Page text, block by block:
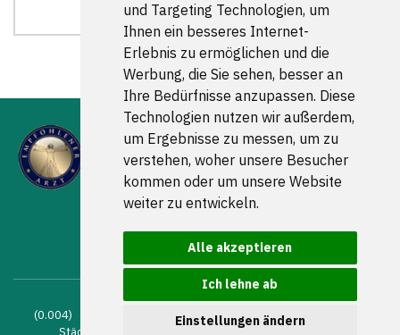
und Targeting Technologien, um
Ihnen ein besseres Internet-
Erlebnis zu ermöglichen und die
Werbung, die Sie sehen, besser an
Ihre Bedürfnisse anzupassen. Diese
Technologien nutzen wir außerdem,
um Ergebnisse zu messen, um zu
verstehen, woher unsere Besucher
kommen oder um unsere Website
weiter zu entwickeln.
Alle akzeptieren
Ich lehne ab
Einstellungen ändern
FOLGEN SIE UNS
(0.004) © 2004 - 2026 DEV AG |Zahnarztsuche|Zahnärzte in
Städten
AGB